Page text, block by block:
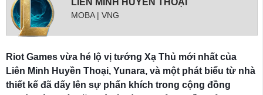
LIÊN MINH HUYỀN THOẠI
MOBA | VNG
Riot Games vừa hé lộ vị tướng Xạ Thủ mới nhất của
Liên Minh Huyền Thoại, Yunara, và một phát biểu từ nhà
thiết kế đã dấy lên sự phấn khích trong cộng đồng